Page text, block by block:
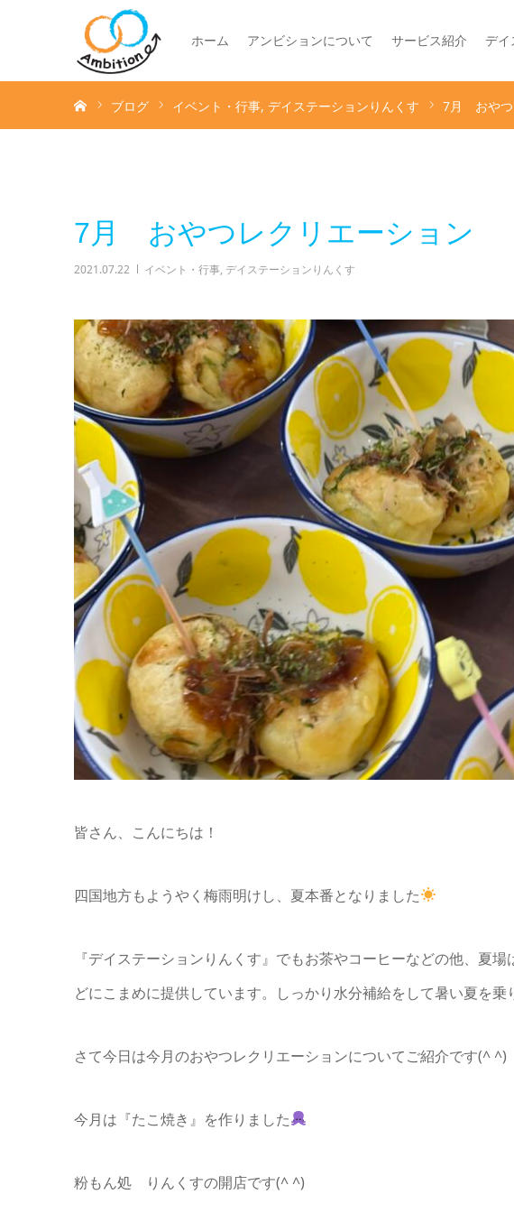
ホーム アンビションについて サービス紹介 デイ
ブログ イベント・行事 デイステーションりんくす 7月 おやつ
7月 おやつレクリエーション
2021.07.22 イベント・行事, デイステーションりんくす
皆さん、こんにちは！
四国地方もようやく梅雨明けし、夏本番となりました
『デイステーションりんくす』でもお茶やコーヒーなどの他、夏
どにこまめに提供しています。しっかり水分補給をして暑い夏を乗
さて今日は今月のおやつレクリエーションについてご紹介です(^ ^)
今月は『たこ焼き』を作りました
粉もん処 りんくすの開店です(^ ^)